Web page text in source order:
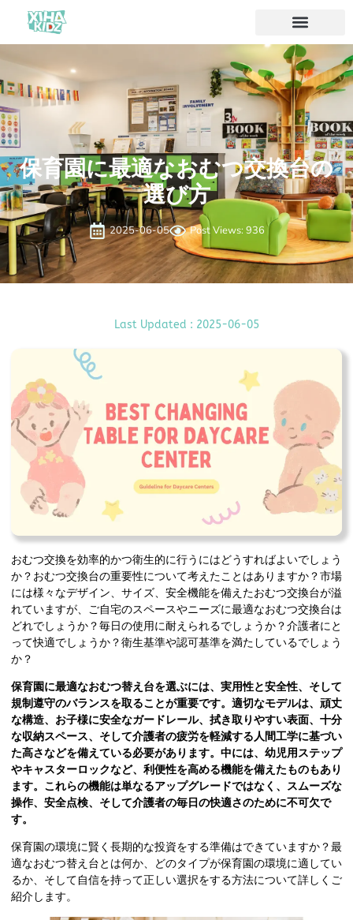
保育園に最適なおむつ交換台の
選び方
2025-06-05 Post Views: 936
Last Updated : 2025-06-05
おむつ交換を効率的かつ衛生的に行うにはどうすればよいでしょう
か？おむつ交換台の重要性について考えたことはありますか？市場
には様々なデザイン、サイズ、安全機能を備えたおむつ交換台が溢
れていますが、ご自宅のスペースやニーズに最適なおむつ交換台は
どれでしょうか？毎日の使用に耐えられるでしょうか？介護者にと
って快適でしょうか？衛生基準や認可基準を満たしているでしょう
か？
保育園に最適なおむつ替え台を選ぶには、実用性と安全性、そして
規制遵守のバランスを取ることが重要です。適切なモデルは、頑丈
な構造、お子様に安全なガードレール、拭き取りやすい表面、十分
な収納スペース、そして介護者の疲労を軽減する人間工学に基づい
た高さなどを備えている必要があります。中には、幼児用ステップ
やキャスターロックなど、利便性を高める機能を備えたものもあり
ます。これらの機能は単なるアップグレードではなく、スムーズな
操作、安全点検、そして介護者の毎日の快適さのために不可欠で
す。
保育園の環境に賢く長期的な投資をする準備はできていますか？最
適なおむつ替え台とは何か、どのタイプが保育園の環境に適してい
るか、そして自信を持って正しい選択をする方法について詳しくご
紹介します。